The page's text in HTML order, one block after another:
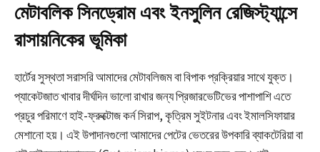
মেটাবলিক সিনড্রোম এবং ইনসুলিন রেজিস্ট্যান্সে
রাসায়নিকের ভূমিকা
হার্টের সুস্থতা সরাসরি আমাদের মেটাবলিজম বা বিপাক প্রক্রিয়ার সাথে যুক্ত।
প্যাকেটজাত খাবার দীর্ঘদিন ভালো রাখার জন্য প্রিজারভেটিভের পাশাপাশি এতে
প্রচুর পরিমাণে হাই-ফ্রুক্টোজ কর্ন সিরাপ, কৃত্রিম সুইটনার এবং ইমালসিফায়ার
মেশানো হয়। এই উপাদানগুলো আমাদের পেটের ভেতরের উপকারি ব্যাকটেরিয়া বা